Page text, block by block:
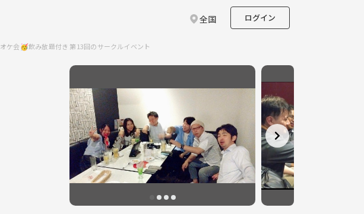
全国 ログイン
ケ会🥳飲み放題付き 第13回のサークルイベント